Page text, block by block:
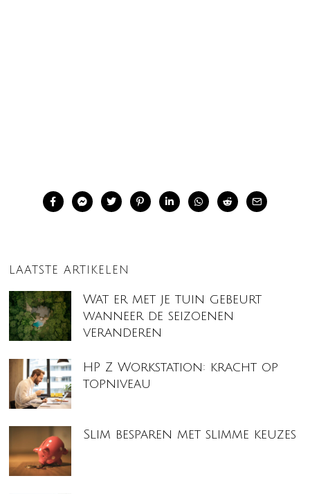
LAATSTE ARTIKELEN
Wat er met je tuin gebeurt
wanneer de seizoenen
veranderen
HP Z Workstation: kracht op
topniveau
Slim besparen met slimme keuzes